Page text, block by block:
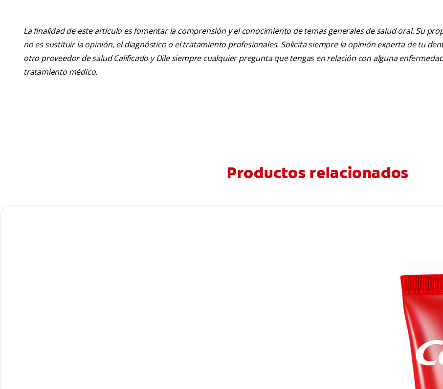
La finalidad de este artículo es fomentar la comprensión y el conocimiento de temas generales de salud oral. Su
no es sustituir la opinión, el diagnóstico o el tratamiento profesionales. Solicita siempre la opinión experta de tu
otro proveedor de salud Calificado y Dile siempre cualquier pregunta que tengas en relación con alguna
tratamiento médico.
Productos relacionados